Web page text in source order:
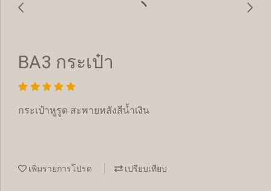
BA3 กระเป๋า
กระเป๋าหูรูด สะพายหลังสีน้ำเงิน
เพิ่มรายการโปรด เปรียบเทียบ